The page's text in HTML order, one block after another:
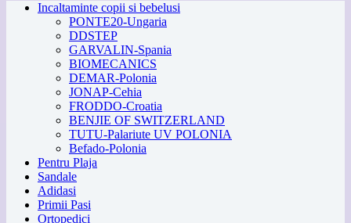
Incaltaminte copii si bebelusi
PONTE20-Ungaria
DDSTEP
GARVALIN-Spania
BIOMECANICS
DEMAR-Polonia
JONAP-Cehia
FRODDO-Croatia
BENJIE OF SWITZERLAND
TUTU-Palariute UV POLONIA
Befado-Polonia
Pentru Plaja
Sandale
Adidasi
Primii Pasi
Ortopedici